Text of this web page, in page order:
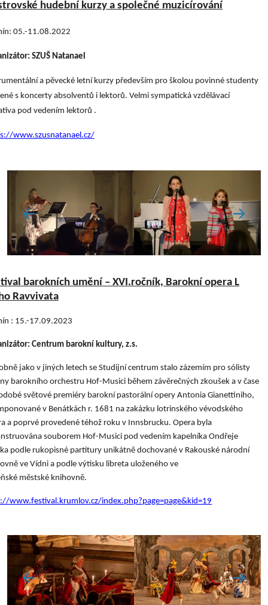
hudební kurzy a společné muzicírování
05.-11.08.2022
SZUŠ Natanael
a pěvecké letní kurzy především pro školou povinné studenty
s koncerty absolventů i lektorů. Velmi sympatická vzdělávací
pod vedením lektorů .
www.szusnatanael.cz/
barokních umění – XVI.ročník, Barokní opera L
Ravvivata
: 15.-17.09.2023
Centrum barokní kultury, z.s.
jako v jiných letech se Studijní centrum stalo zázemím pro sólisty
barokního orchestru Hof-Musici během závěrečných zkoušek a v čase
světové premiéry barokní pastorální opery Antonia Gianettiniho,
v Benátkách r. 1681 na zakázku lotrinského vévodského
a poprvé provedené téhož roku v Innsbrucku. Opera byla
souborem Hof-Musici pod vedením kapelníka Ondřeje
podle rukopisné partitury unikátně dochované v Rakouské národní
ve Vídni a podle výtisku libreta uloženého ve
městské knihovně.
www.festival.krumlov.cz/index.php?page=page&kid=19